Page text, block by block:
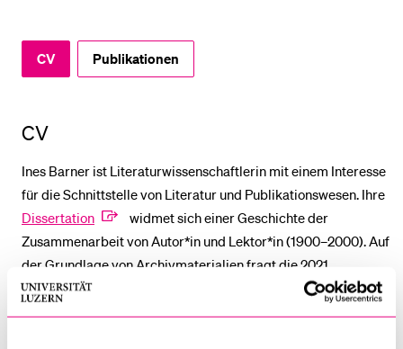
CV Publikationen
CV
Ines Barner ist Literaturwissenschaftlerin mit einem Interesse
für die Schnittstelle von Literatur und Publikationswesen. Ihre
Dissertation
widmet sich einer Geschichte der
Zusammenarbeit von Autor*in und Lektor*in (1900–2000). Auf
der Grundlage von Archivmaterialien fragt die 2021
erschienene Arbeit danach, wie sich die Mitarbeit der
Bibliothek